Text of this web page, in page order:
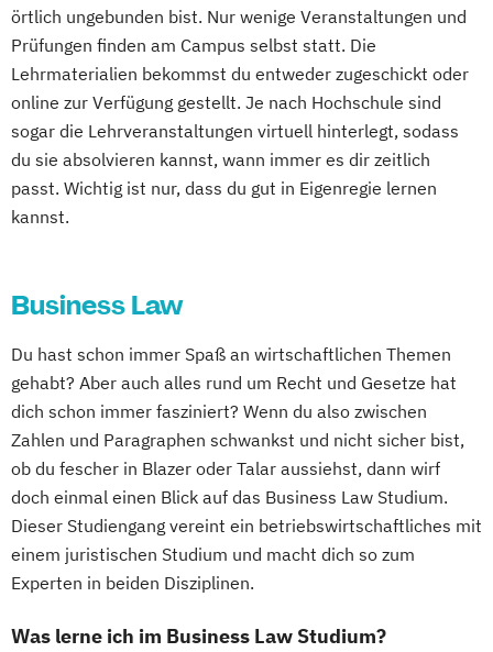
örtlich ungebunden bist. Nur wenige Veranstaltungen und
Prüfungen finden am Campus selbst statt. Die
Lehrmaterialien bekommst du entweder zugeschickt oder
online zur Verfügung gestellt. Je nach Hochschule sind
sogar die Lehrveranstaltungen virtuell hinterlegt, sodass
du sie absolvieren kannst, wann immer es dir zeitlich
passt. Wichtig ist nur, dass du gut in Eigenregie lernen
kannst.
Business Law
Du hast schon immer Spaß an wirtschaftlichen Themen
gehabt? Aber auch alles rund um Recht und Gesetze hat
dich schon immer fasziniert? Wenn du also zwischen
Zahlen und Paragraphen schwankst und nicht sicher bist,
ob du fescher in Blazer oder Talar aussiehst, dann wirf
doch einmal einen Blick auf das Business Law Studium.
Dieser Studiengang vereint ein betriebswirtschaftliches mit
einem juristischen Studium und macht dich so zum
Experten in beiden Disziplinen.
Was lerne ich im Business Law Studium?